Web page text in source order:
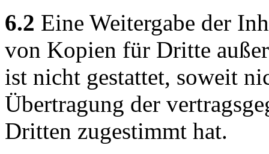
6.2 Eine Weitergabe der
von Kopien für Dritte
ist nicht gestattet, soweit
Übertragung der
Dritten zugestimmt hat.